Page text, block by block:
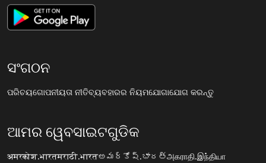
ସଂଗଠନ
ପରିଚୟଗୋପନୀୟତା ନୀତିବ୍ୟବହାରର ନିୟମଯୋଗାଯୋଗ କରନ୍ତୁ
ଆମର ୱେବସାଇଟଗୁଡିକ
अमरकोश.भारतमराठी.भारतఅమర్కోష్.భారత్அகராதி.இந்தியா